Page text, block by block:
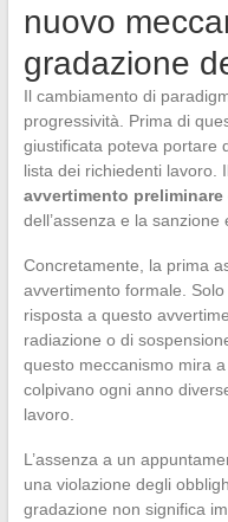
nuovo
gradazione
Il cambiamento di
progressività. Prima di
giustificata poteva portare
lista dei richiedenti lavoro.
avvertimento preliminare
dell’assenza e la sanzione
Concretamente, la prima
avvertimento formale.
risposta a questo
radiazione o di
questo meccanismo mira
colpivano ogni anno
lavoro.
L’assenza a un
una violazione degli
gradazione non significa